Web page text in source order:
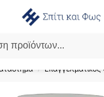
⚡ 10% Έκπτωση με τον
/